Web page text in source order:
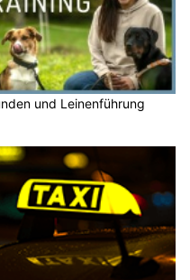
und Leinenführung